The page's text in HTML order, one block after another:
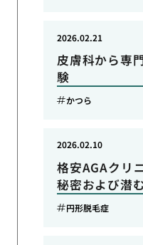
皮膚科から専
験
2026.02.21
かつら
格安AGAクリ
秘密および潜
2026.02.10
円形脱毛症